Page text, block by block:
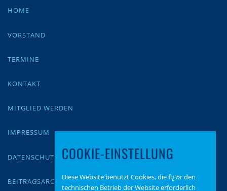
HOME
VORSTAND
TERMINE
KONTAKT
MITGLIED WERDEN
IMPRESSUM
DATENSCHUTZ
BEITRAGSARCHIV
COOKIE-EINSTELLUNG
Diese Website benutzt Cookies, die fï¿½r den
technischen Betrieb der Website erforderlich